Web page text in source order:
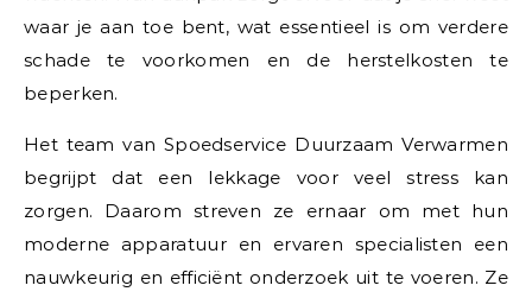
waar je aan toe bent, wat essentieel is om verdere
schade te voorkomen en de herstelkosten te
beperken.
Het team van Spoedservice Duurzaam Verwarmen
begrijpt dat een lekkage voor veel stress kan
zorgen. Daarom streven ze ernaar om met hun
moderne apparatuur en ervaren specialisten een
nauwkeurig en efficiënt onderzoek uit te voeren. Ze